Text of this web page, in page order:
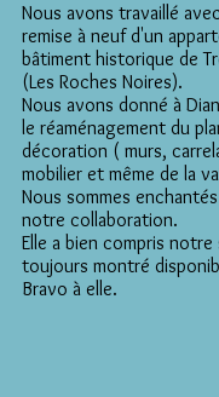
Nous avons travaillé
remise à neuf d'un
bâtiment historique de
(Les Roches Noires).
Nous avons donné à
le réaménagement du
décoration ( murs,
mobilier et même de la
Nous sommes
notre collaboration.
Elle a bien compris
toujours montré
Bravo à elle.